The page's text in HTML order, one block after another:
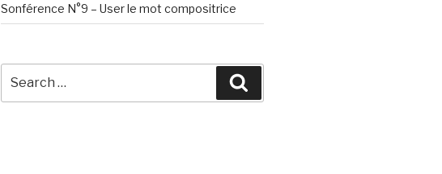
Sonférence N°9 – User le mot compositrice
for: